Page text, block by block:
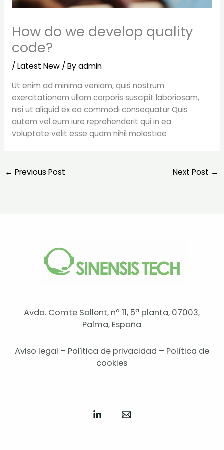
How do we develop quality
code?
/ Latest New/ Byadmin
Ut enim ad minima veniam, quis nostrum
exercitationem ullam corporis suscipit laboriosam,
nisi ut aliquid ex ea commodi consequatur Quis
autem vel eum iure reprehenderit qui in ea
voluptate velit esse quam nihil molestiae
← Previous Post Next Post →
Avda. Comte Sallent, nº 11, 5ª planta, 07003,
Palma, España
Aviso legal – Política de privacidad – Política de
cookies